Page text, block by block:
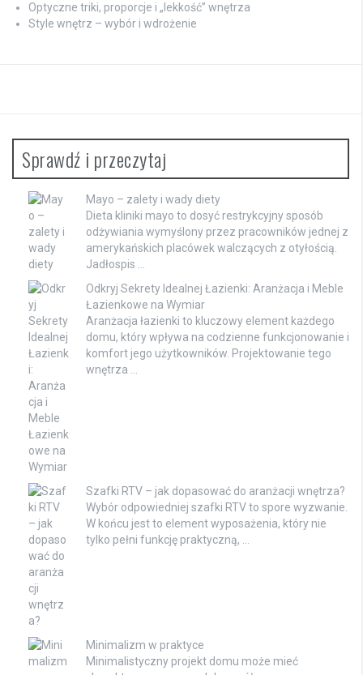
Optyczne triki, proporcje i „lekkość” wnętrza
Style wnętrz – wybór i wdrożenie
Sprawdź i przeczytaj
Mayo – zalety i wady diety
Dieta kliniki mayo to dosyć restrykcyjny sposób
odżywiania wymyślony przez pracowników jednej z
amerykańskich placówek walczących z otyłością.
Jadłospis …
Odkryj Sekrety Idealnej Łazienki: Aranżacja i Meble
Łazienkowe na Wymiar
Aranżacja łazienki to kluczowy element każdego
domu, który wpływa na codzienne funkcjonowanie i
komfort jego użytkowników. Projektowanie tego
wnętrza …
Szafki RTV – jak dopasować do aranżacji wnętrza?
Wybór odpowiedniej szafki RTV to spore wyzwanie.
W końcu jest to element wyposażenia, który nie
tylko pełni funkcję praktyczną, …
Minimalizm w praktyce
Minimalistyczny projekt domu może mieć